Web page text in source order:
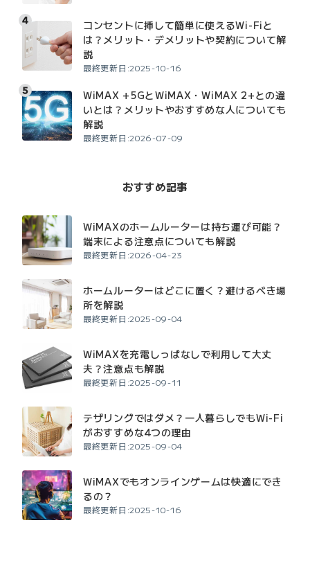
コンセントに挿して簡単に使えるWi-Fiと
は？メリット・デメリットや契約について解
説
最終更新日:2025-10-16
WiMAX +5GとWiMAX・WiMAX 2+との違
いとは？メリットやおすすめな人についても
解説
最終更新日:2026-07-09
おすすめ記事
WiMAXのホームルーターは持ち運び可能？
端末による注意点についても解説
最終更新日:2026-04-23
ホームルーターはどこに置く？避けるべき場
所を解説
最終更新日:2025-09-04
WiMAXを充電しっぱなしで利用して大丈
夫？注意点も解説
最終更新日:2025-09-11
テザリングではダメ？一人暮らしでもWi-Fi
がおすすめな4つの理由
最終更新日:2025-09-04
WiMAXでもオンラインゲームは快適にでき
るの？
最終更新日:2025-10-16